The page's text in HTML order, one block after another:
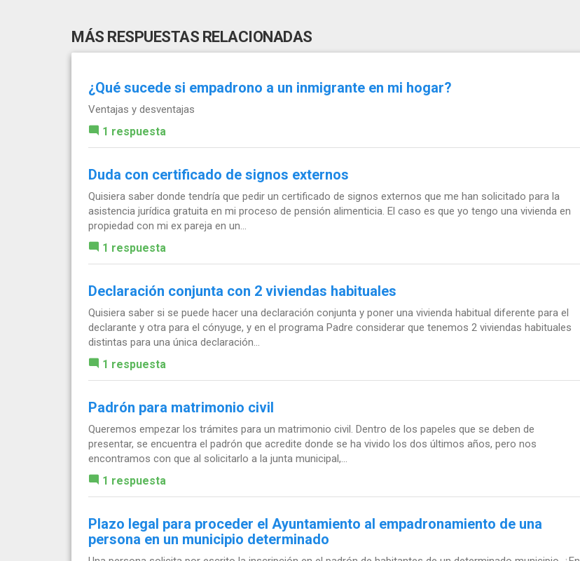
MÁS RESPUESTAS RELACIONADAS
¿Qué sucede si empadrono a un inmigrante en mi hogar?
Ventajas y desventajas
1 respuesta
Duda con certificado de signos externos
Quisiera saber donde tendría que pedir un certificado de signos externos que me han solicitado para la
asistencia jurídica gratuita en mi proceso de pensión alimenticia. El caso es que yo tengo una vivienda en
propiedad con mi ex pareja en un...
1 respuesta
Declaración conjunta con 2 viviendas habituales
Quisiera saber si se puede hacer una declaración conjunta y poner una vivienda habitual diferente para el
declarante y otra para el cónyuge, y en el programa Padre considerar que tenemos 2 viviendas habituales
distintas para una única declaración...
1 respuesta
Padrón para matrimonio civil
Queremos empezar los trámites para un matrimonio civil. Dentro de los papeles que se deben de
presentar, se encuentra el padrón que acredite donde se ha vivido los dos últimos años, pero nos
encontramos con que al solicitarlo a la junta municipal,...
1 respuesta
Plazo legal para proceder el Ayuntamiento al empadronamiento de una
persona en un municipio determinado